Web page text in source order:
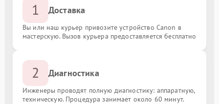
1 Доставка
Вы или наш курьер привозите устройство Canon в
мастерскую. Вызов курьера предоставляется бесплатно
2 Диагностика
Инженеры проводят полную диагностику: аппаратную,
техническую. Процедура занимает около 60 минут.